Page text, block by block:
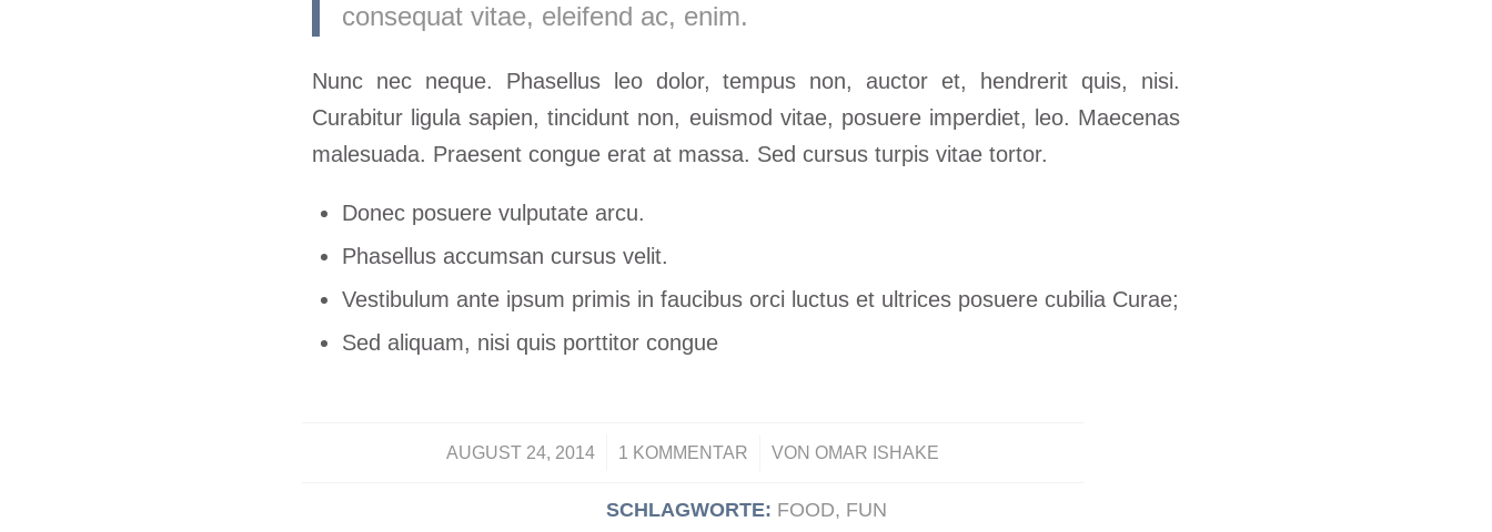
consequat vitae, eleifend ac, enim.
Nunc nec neque. Phasellus leo dolor, tempus non, auctor et, hendrerit quis, nisi.
Curabitur ligula sapien, tincidunt non, euismod vitae, posuere imperdiet, leo. Maecenas
malesuada. Praesent congue erat at massa. Sed cursus turpis vitae tortor.
Donec posuere vulputate arcu.
Phasellus accumsan cursus velit.
Vestibulum ante ipsum primis in faucibus orci luctus et ultrices posuere cubilia Curae;
Sed aliquam, nisi quis porttitor congue
AUGUST 24, 2014
/ 1 KOMMENTAR
/ VON OMAR ISHAKE
SCHLAGWORTE: FOOD, FUN